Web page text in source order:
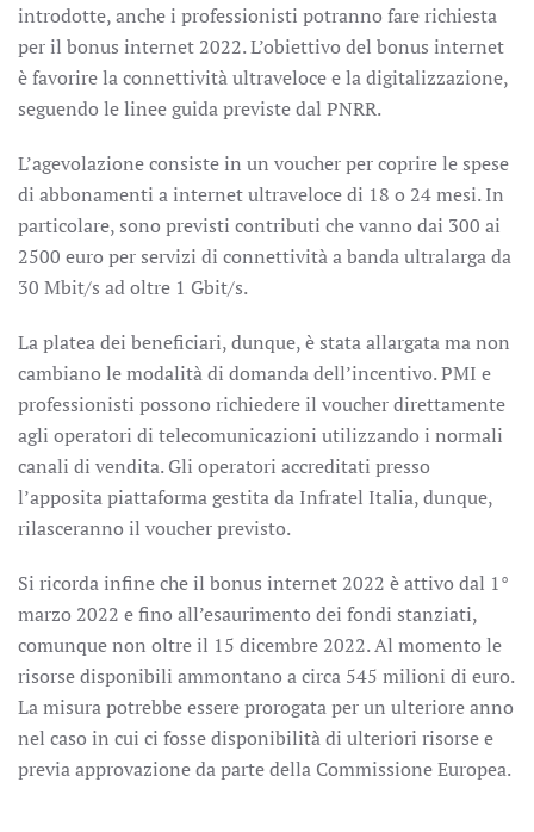
introdotte, anche i professionisti potranno fare richiesta
per il bonus internet 2022. L’obiettivo del bonus internet
è favorire la connettività ultraveloce e la digitalizzazione,
seguendo le linee guida previste dal PNRR.
L’agevolazione consiste in un voucher per coprire le spese
di abbonamenti a internet ultraveloce di 18 o 24 mesi. In
particolare, sono previsti contributi che vanno dai 300 ai
2500 euro per servizi di connettività a banda ultralarga da
30 Mbit/s ad oltre 1 Gbit/s.
La platea dei beneficiari, dunque, è stata allargata ma non
cambiano le modalità di domanda dell’incentivo. PMI e
professionisti possono richiedere il voucher direttamente
agli operatori di telecomunicazioni utilizzando i normali
canali di vendita. Gli operatori accreditati presso
l’apposita piattaforma gestita da Infratel Italia, dunque,
rilasceranno il voucher previsto.
Si ricorda infine che il bonus internet 2022 è attivo dal 1°
marzo 2022 e fino all’esaurimento dei fondi stanziati,
comunque non oltre il 15 dicembre 2022. Al momento le
risorse disponibili ammontano a circa 545 milioni di euro.
La misura potrebbe essere prorogata per un ulteriore anno
nel caso in cui ci fosse disponibilità di ulteriori risorse e
previa approvazione da parte della Commissione Europea.